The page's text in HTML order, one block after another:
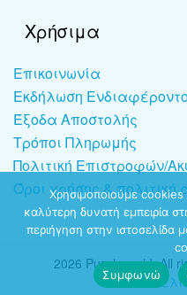
Χρήσιμα
Επικοινωνία
Εκδήλωση
Έξοδα Αποστολής
Τρόποι Πληρωμής
Πολιτική Επιστροφών/
Όροι χρήσης & πολιτική
2026 Puzzleworld. All
Χρησιμοποιούμε
καλύτερη δυνατή εμπειρία
περιήγηση στην
Συμφωνώ